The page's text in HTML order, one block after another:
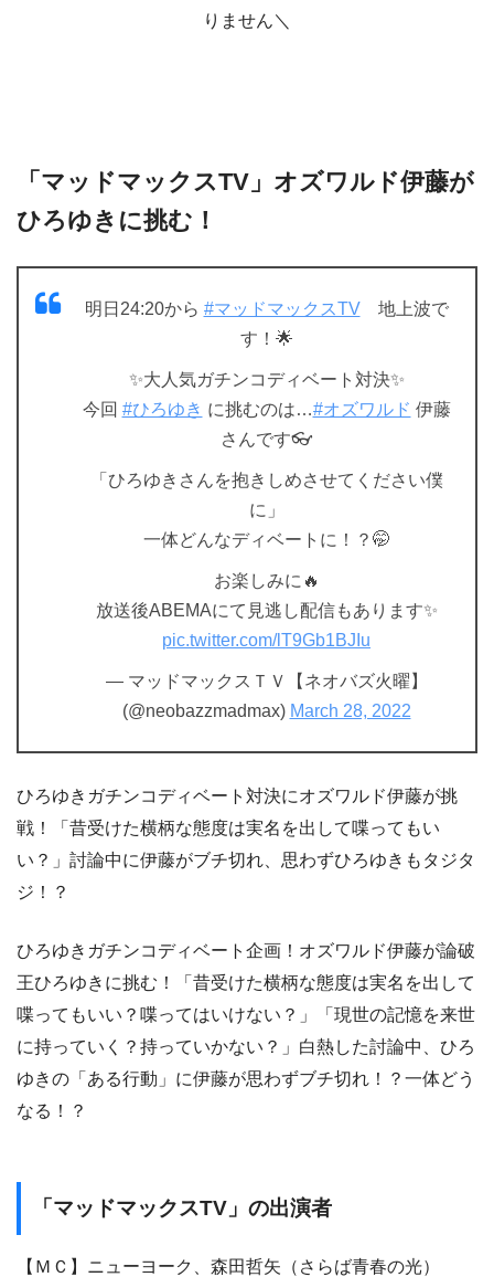
りません＼
「マッドマックスTV」オズワルド伊藤が
ひろゆきに挑む！
明日24:20から #マッドマックスTV 地上波で
す！🌟
✨大人気ガチンコディベート対決✨
今回 #ひろゆき に挑むのは…#オズワルド 伊藤
さんです👓
「ひろゆきさんを抱きしめさせてください僕
に」
一体どんなディベートに！？🤭
お楽しみに🔥
放送後ABEMAにて見逃し配信もあります✨
pic.twitter.com/lT9Gb1BJIu
— マッドマックスＴＶ【ネオバズ火曜】
(@neobazzmadmax) March 28, 2022
ひろゆきガチンコディベート対決にオズワルド伊藤が挑
戦！「昔受けた横柄な態度は実名を出して喋ってもい
い？」討論中に伊藤がブチ切れ、思わずひろゆきもタジタ
ジ！？
ひろゆきガチンコディベート企画！オズワルド伊藤が論破
王ひろゆきに挑む！「昔受けた横柄な態度は実名を出して
喋ってもいい？喋ってはいけない？」「現世の記憶を来世
に持っていく？持っていかない？」白熱した討論中、ひろ
ゆきの「ある行動」に伊藤が思わずブチ切れ！？一体どう
なる！？
「マッドマックスTV」の出演者
【ＭＣ】ニューヨーク、森田哲矢（さらば青春の光）